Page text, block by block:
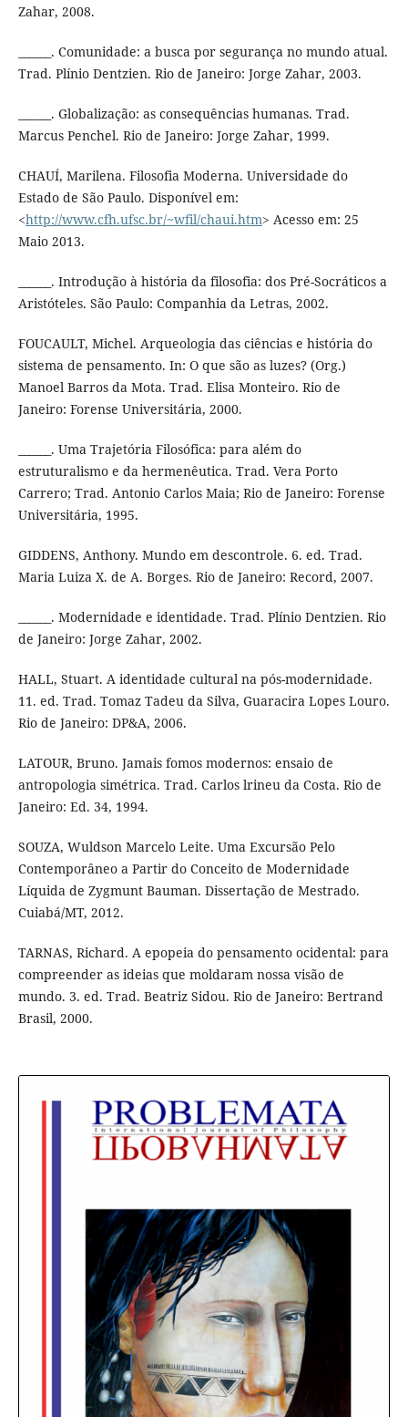
Zahar, 2008.
______. Comunidade: a busca por segurança no mundo atual.
Trad. Plínio Dentzien. Rio de Janeiro: Jorge Zahar, 2003.
______. Globalização: as consequências humanas. Trad.
Marcus Penchel. Rio de Janeiro: Jorge Zahar, 1999.
CHAUÍ, Marilena. Filosofia Moderna. Universidade do
Estado de São Paulo. Disponível em:
<http://www.cfh.ufsc.br/~wfil/chaui.htm> Acesso em: 25
Maio 2013.
______. Introdução à história da filosofia: dos Pré-Socráticos a
Aristóteles. São Paulo: Companhia da Letras, 2002.
FOUCAULT, Michel. Arqueologia das ciências e história do
sistema de pensamento. In: O que são as luzes? (Org.)
Manoel Barros da Mota. Trad. Elisa Monteiro. Rio de
Janeiro: Forense Universitária, 2000.
______. Uma Trajetória Filosófica: para além do
estruturalismo e da hermenêutica. Trad. Vera Porto
Carrero; Trad. Antonio Carlos Maia; Rio de Janeiro: Forense
Universitária, 1995.
GIDDENS, Anthony. Mundo em descontrole. 6. ed. Trad.
Maria Luiza X. de A. Borges. Rio de Janeiro: Record, 2007.
______. Modernidade e identidade. Trad. Plínio Dentzien. Rio
de Janeiro: Jorge Zahar, 2002.
HALL, Stuart. A identidade cultural na pós-modernidade.
11. ed. Trad. Tomaz Tadeu da Silva, Guaracira Lopes Louro.
Rio de Janeiro: DP&A, 2006.
LATOUR, Bruno. Jamais fomos modernos: ensaio de
antropologia simétrica. Trad. Carlos lrineu da Costa. Rio de
Janeiro: Ed. 34, 1994.
SOUZA, Wuldson Marcelo Leite. Uma Excursão Pelo
Contemporâneo a Partir do Conceito de Modernidade
Líquida de Zygmunt Bauman. Dissertação de Mestrado.
Cuiabá/MT, 2012.
TARNAS, Richard. A epopeia do pensamento ocidental: para
compreender as ideias que moldaram nossa visão de
mundo. 3. ed. Trad. Beatriz Sidou. Rio de Janeiro: Bertrand
Brasil, 2000.